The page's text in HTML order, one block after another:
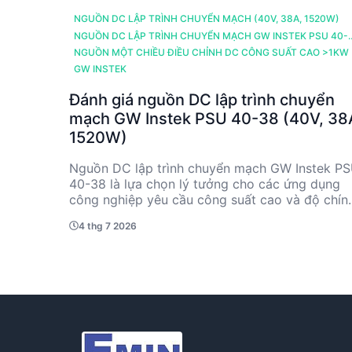
NGUỒN DC LẬP TRÌNH CHUYỂN MẠCH (40V, 38A, 1520W)
NGUỒN DC LẬP TRÌNH CHUYỂN MẠCH GW INSTEK PSU 40-
38 (40V, 38A, 1520W)
NGUỒN MỘT CHIỀU ĐIỀU CHỈNH DC CÔNG SUẤT CAO >1KW
GW INSTEK
Đánh giá nguồn DC lập trình chuyển
mạch GW Instek PSU 40-38 (40V,
1520W)
Nguồn DC lập trình chuyển mạch GW Instek
40-38 là lựa chọn lý tưởng cho các ứng dụng
công nghiệp yêu cầu công suất cao và độ
điện 38A, sản phẩm này đáp ứng tốt các yêu
và độ chính xác cao, cùng với khả năng lập
môi trường sản xuất.
4 thg 7 2026